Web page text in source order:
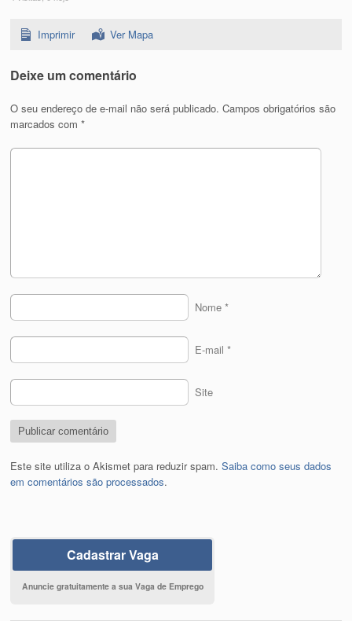
Imprimir Ver Mapa
Deixe um comentário
O seu endereço de e-mail não será publicado. Campos obrigatórios são
marcados com*
Nome *
E-mail *
Site
Este site utiliza o Akismet para reduzir spam.Saiba como seus dados
em comentários são processados.
Cadastrar Vaga
Anuncie gratuitamente a sua Vaga de Emprego